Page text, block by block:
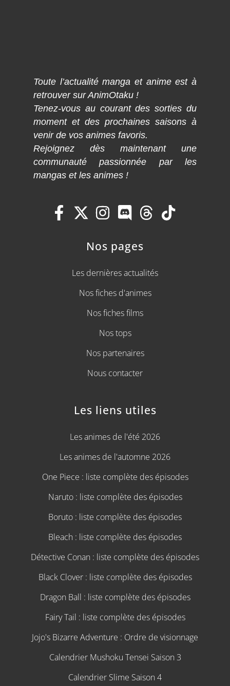
Toute l’actualité manga et anime est à
retrouver sur AnimOtaku !
Tenez-vous au courant des sorties du
moment et des prochaines saisons à
venir de vos animes favoris.
Rejoignez dès maintenant une
communauté passionnée par les
mangas et les animes !
Nos pages
Les dernières actualités
Nos fiches d'animes
Nos fiches films
Nos tops
Nos partenaires
Nous contacter
Les liens utiles
Les animes de l'été 2026
Les animes de l'automne 2026
One Piece : liste complète des épisodes
Naruto : liste complète des épisodes
Boruto : liste complète des épisodes
Bleach : liste complète des épisodes
Détective Conan : liste complète des épisodes
Black Clover : liste complète des épisodes
Dragon Ball : liste complète des épisodes
Fairy Tail : liste complète des épisodes
Jojo's Bizarre Adventure : Ordre de visionnage
Calendrier Mushoku Tensei Saison 3
Calendrier Slime Saison 4